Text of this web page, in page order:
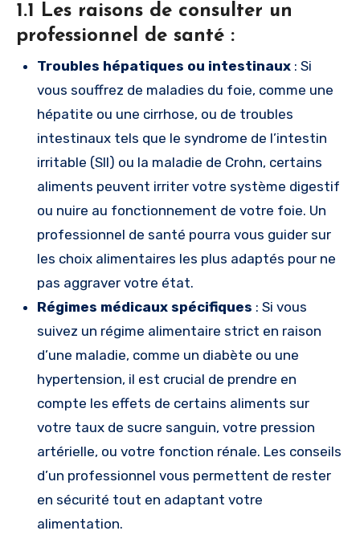
1.1 Les raisons de consulter un
professionnel de santé :
Troubles hépatiques ou intestinaux: Si
vous souffrez de maladies du foie, comme une
hépatite ou une cirrhose, ou de troubles
intestinaux tels que le syndrome de l’intestin
irritable (SII) ou la maladie de Crohn, certains
aliments peuvent irriter votre système digestif
ou nuire au fonctionnement de votre foie. Un
professionnel de santé pourra vous guider sur
les choix alimentaires les plus adaptés pour ne
pas aggraver votre état.
Régimes médicaux spécifiques : Si vous
suivez un régime alimentaire strict en raison
d’une maladie, comme un diabète ou une
hypertension, il est crucial de prendre en
compte les effets de certains aliments sur
votre taux de sucre sanguin, votre pression
artérielle, ou votre fonction rénale. Les conseils
d’un professionnel vous permettent de rester
en sécurité tout en adaptant votre
alimentation.